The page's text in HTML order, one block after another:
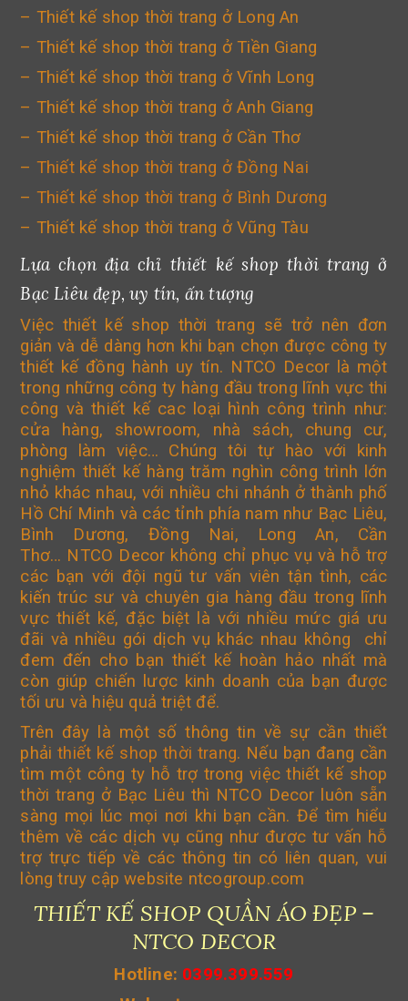
– Thiết kế shop thời trang ở Long An
– Thiết kế shop thời trang ở Tiền Giang
– Thiết kế shop thời trang ở Vĩnh Long
– Thiết kế shop thời trang ở Anh Giang
– Thiết kế shop thời trang ở Cần Thơ
– Thiết kế shop thời trang ở Đồng Nai
– Thiết kế shop thời trang ở Bình Dương
– Thiết kế shop thời trang ở Vũng Tàu
Lựa chọn địa chỉ thiết kế shop thời trang ở
Bạc Liêu đẹp, uy tín, ấn tượng
Việc thiết kế shop thời trang sẽ trở nên đơn
giản và dễ dàng hơn khi bạn chọn được công ty
thiết kế đồng hành uy tín. NTCO Decor là một
trong những công ty hàng đầu trong lĩnh vực thi
công và thiết kế cac loại hình công trình như:
cửa hàng, showroom, nhà sách, chung cư,
phòng làm việc… Chúng tôi tự hào với kinh
nghiệm thiết kế hàng trăm nghìn công trình lớn
nhỏ khác nhau, với nhiều chi nhánh ở thành phố
Hồ Chí Minh và các tỉnh phía nam như Bạc Liêu,
Bình Dương, Đồng Nai, Long An, Cần
Thơ… NTCO Decor không chỉ phục vụ và hỗ trợ
các bạn với đội ngũ tư vấn viên tận tình, các
kiến trúc sư và chuyên gia hàng đầu trong lĩnh
vực thiết kế, đặc biệt là với nhiều mức giá ưu
đãi và nhiều gói dịch vụ khác nhau không chỉ
đem đến cho bạn thiết kế hoàn hảo nhất mà
còn giúp chiến lược kinh doanh của bạn được
tối ưu và hiệu quả triệt để.
Trên đây là một số thông tin về sự cần thiết
phảithiết kế shop thời trang. Nếu bạn đang cần
tìm một công ty hỗ trợ trong việc thiết kế shop
thời trang ở Bạc Liêu thì NTCO Decor luôn sẵn
sàng mọi lúc mọi nơi khi bạn cần. Để tìm hiểu
thêm về các dịch vụ cũng như được tư vấn hỗ
trợ trực tiếp về các thông tin có liên quan, vui
lòng truy cập website ntcogroup.com
THIẾT KẾ SHOP QUẦN ÁO ĐẸP –
NTCO DECOR
Hotline: 0399.399.559